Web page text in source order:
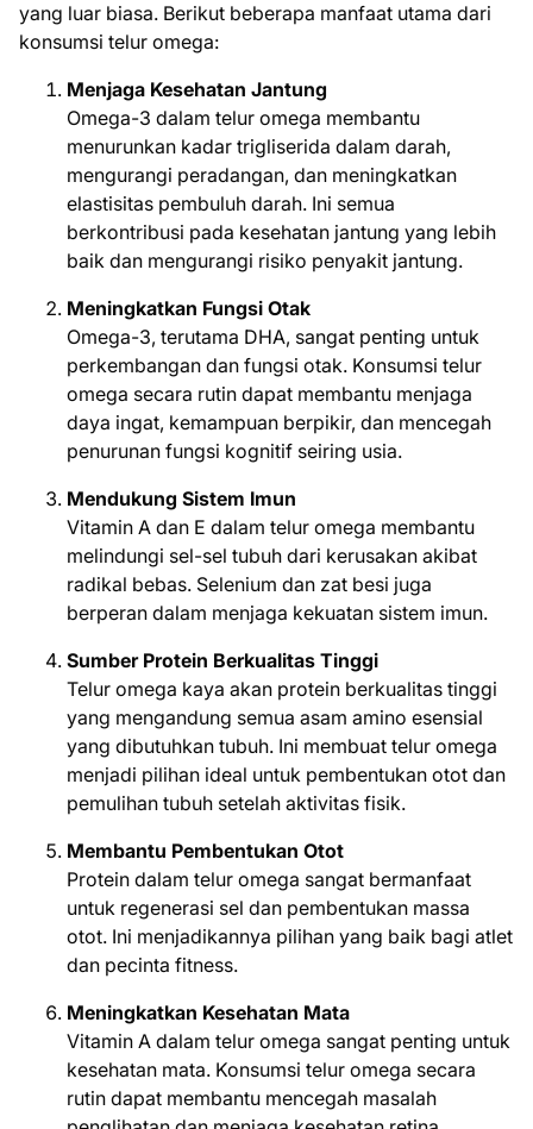
yang luar biasa. Berikut beberapa manfaat utama dari
konsumsi telur omega:
Menjaga Kesehatan Jantung
Omega-3 dalam telur omega membantu
menurunkan kadar trigliserida dalam darah,
mengurangi peradangan, dan meningkatkan
elastisitas pembuluh darah. Ini semua
berkontribusi pada kesehatan jantung yang lebih
baik dan mengurangi risiko penyakit jantung.
Meningkatkan Fungsi Otak
Omega-3, terutama DHA, sangat penting untuk
perkembangan dan fungsi otak. Konsumsi telur
omega secara rutin dapat membantu menjaga
daya ingat, kemampuan berpikir, dan mencegah
penurunan fungsi kognitif seiring usia.
Mendukung Sistem Imun
Vitamin A dan E dalam telur omega membantu
melindungi sel-sel tubuh dari kerusakan akibat
radikal bebas. Selenium dan zat besi juga
berperan dalam menjaga kekuatan sistem imun.
Sumber Protein Berkualitas Tinggi
Telur omega kaya akan protein berkualitas tinggi
yang mengandung semua asam amino esensial
yang dibutuhkan tubuh. Ini membuat telur omega
menjadi pilihan ideal untuk pembentukan otot dan
pemulihan tubuh setelah aktivitas fisik.
Membantu Pembentukan Otot
Protein dalam telur omega sangat bermanfaat
untuk regenerasi sel dan pembentukan massa
otot. Ini menjadikannya pilihan yang baik bagi atlet
dan pecinta fitness.
Meningkatkan Kesehatan Mata
Vitamin A dalam telur omega sangat penting untuk
kesehatan mata. Konsumsi telur omega secara
rutin dapat membantu mencegah masalah